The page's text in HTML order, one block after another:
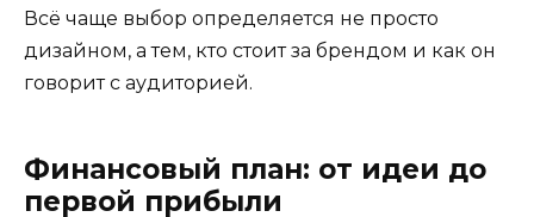
Всё чаще выбор определяется не просто
дизайном, а тем, кто стоит за брендом и как он
говорит с аудиторией.
Финансовый план: от идеи до
первой прибыли